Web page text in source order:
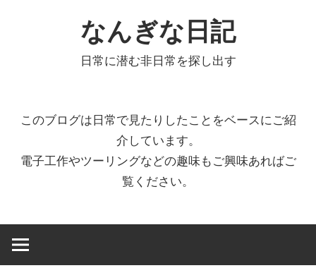
なんぎな日記
日常に潜む非日常を探し出す
このブログは日常で見たりしたことをベースにご紹
介しています。
電子工作やツーリングなどの趣味もご興味あればご
覧ください。